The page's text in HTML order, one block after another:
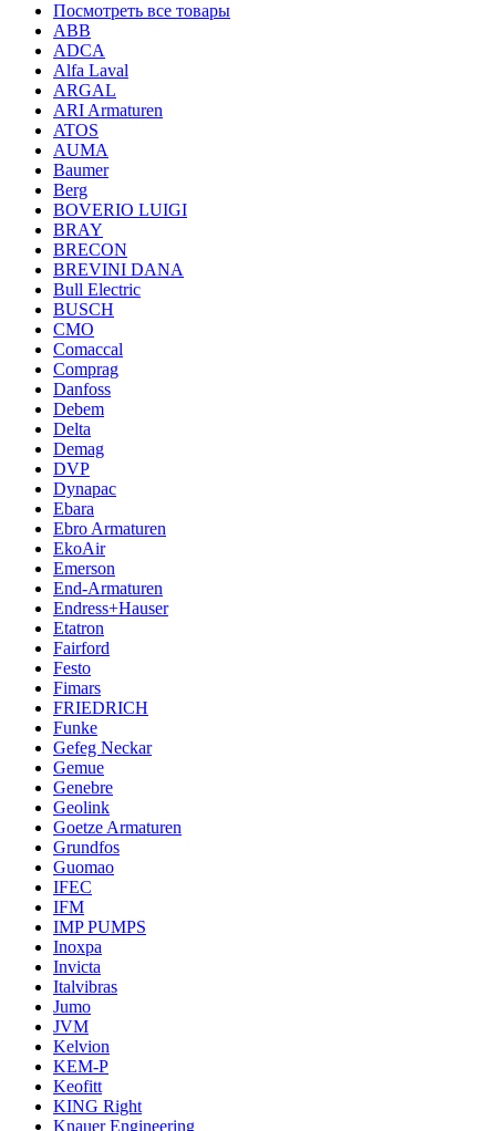
Посмотреть все товары
ABB
ADCA
Alfa Laval
ARGAL
ARI Armaturen
ATOS
AUMA
Baumer
Berg
BOVERIO LUIGI
BRAY
BRECON
BREVINI DANA
Bull Electric
BUSCH
CMO
Comaccal
Comprag
Danfoss
Debem
Delta
Demag
DVP
Dynapac
Ebara
Ebro Armaturen
EkoAir
Emerson
End-Armaturen
Endress+Hauser
Etatron
Fairford
Festo
Fimars
FRIEDRICH
Funke
Gefeg Neckar
Gemue
Genebre
Geolink
Goetze Armaturen
Grundfos
Guomao
IFEC
IFM
IMP PUMPS
Inoxpa
Invicta
Italvibras
Jumo
JVM
Kelvion
KEM-P
Keofitt
KING Right
Knauer Engineering